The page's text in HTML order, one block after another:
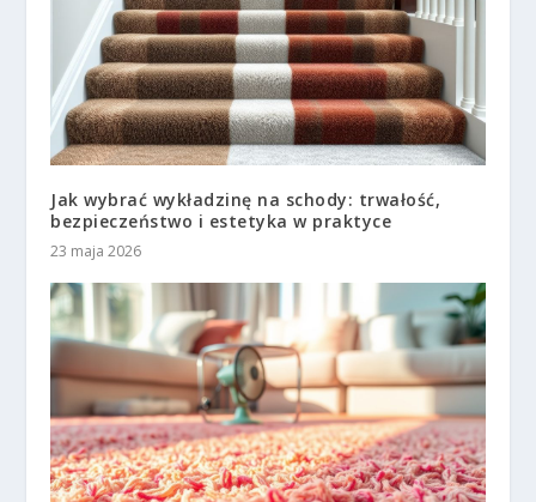
Jak wybrać wykładzinę na schody: trwałość,
bezpieczeństwo i estetyka w praktyce
23 maja 2026